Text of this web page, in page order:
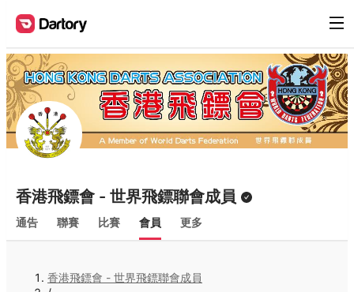
香港飛鏢會 - 世界飛鏢聯會成員
通告 聯賽 比賽 會員 更多
香港飛鏢會 - 世界飛鏢聯會成員